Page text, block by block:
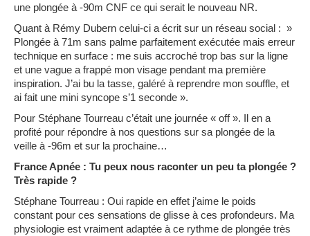
une plongée à -90m CNF ce qui serait le nouveau NR.
Quant à Rémy Dubern celui-ci a écrit sur un réseau social : »
Plongée à 71m sans palme parfaitement exécutée mais erreur
technique en surface : me suis accroché trop bas sur la ligne
et une vague a frappé mon visage pendant ma première
inspiration. J’ai bu la tasse, galéré à reprendre mon souffle, et
ai fait une mini syncope s’1 seconde ».
Pour Stéphane Tourreau c’était une journée « off ». Il en a
profité pour répondre à nos questions sur sa plongée de la
veille à -96m et sur la prochaine…
France Apnée : Tu peux nous raconter un peu ta plongée ?
Très rapide ?
Stéphane Tourreau : Oui rapide en effet j’aime le poids
constant pour ces sensations de glisse à ces profondeurs. Ma
physiologie est vraiment adaptée à ce rythme de plongée très